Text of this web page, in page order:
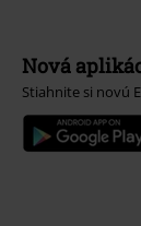
Nová
Stiahnite si novú